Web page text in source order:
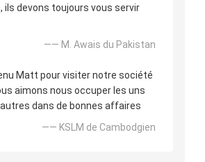
ils devons toujours vous servir
—— M. Awais du Pakistan
Matt pour visiter notre société
aimons nous occuper les uns
dans de bonnes affaires
—— KSLM de Cambodgien